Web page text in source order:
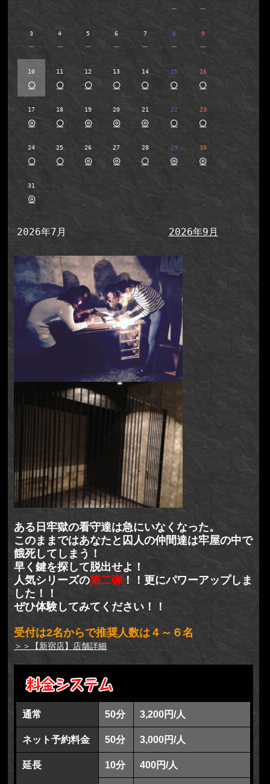
－ －
3
－
4
－
5
－
6
－
7
－
8
－
9
－
10
○
11
○
12
○
13
○
14
○
15
○
16
○
17
◎
18
○
19
◎
20
◎
21
◎
22
○
23
○
24
○
25
○
26
◎
27
◎
28
○
29
◎
30
◎
31
◎
2026年7月 2026年9月
ある日牢獄の看守達は急にいなくなった。
このままではあなたと囚人の仲間達は牢屋の中で
餓死してしまう！
早く鍵を探して脱出せよ！
人気シリーズの第二弾！！更にパワーアップしま
した！！
ぜひ体験してみてください！！
受付は2名からで推奨人数は４～６名
＞＞【新宿店】店舗詳細
通常 50分 3,200円/人
ネット予約料金 50分 3,000円/人
延長 10分 400円/人